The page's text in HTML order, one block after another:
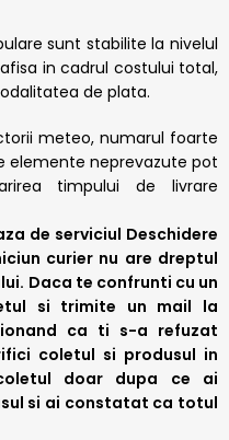
sunt stabilite la nivelul
in cadrul costului total,
de plata.
meteo, numarul foarte
elemente neprevazute pot
timpului de livrare
de serviciul Deschidere
curier nu are dreptul
Daca te confrunti cu un
si trimite un mail la
ca ti s-a refuzat
coletul si produsul in
doar dupa ce ai
si ai constatat ca totul